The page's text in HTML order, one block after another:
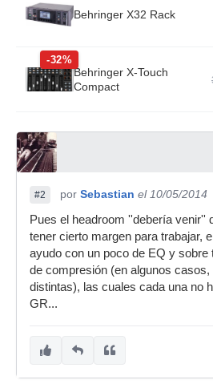
Behringer X32 Rack
-32%
Behringer X-Touch
Compact
#2 por Sebastian el 10/05/2014
Pues el headroom ''debería venir''
tener cierto margen para trabajar,
ayudo con un poco de EQ y sobre
de compresión (en algunos
distintas), las cuales cada una no
GR...